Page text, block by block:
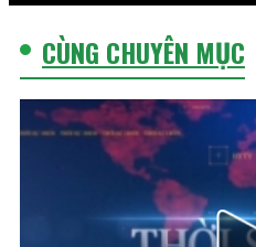
CÙNG CHUYÊN MỤC